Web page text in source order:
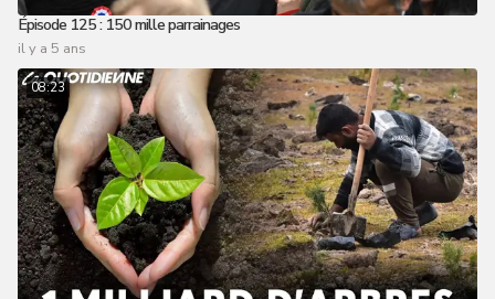
Épisode 125 : 150 mille parrainages
il y a 5 ans
08:23